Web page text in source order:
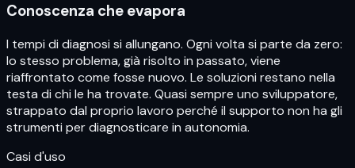
Conoscenza che evapora
I tempi di diagnosi si allungano. Ogni volta si parte da zero:
lo stesso problema, già risolto in passato, viene
riaffrontato come fosse nuovo. Le soluzioni restano nella
testa di chi le ha trovate. Quasi sempre uno sviluppatore,
strappato dal proprio lavoro perché il supporto non ha gli
strumenti per diagnosticare in autonomia.
Casi d'uso